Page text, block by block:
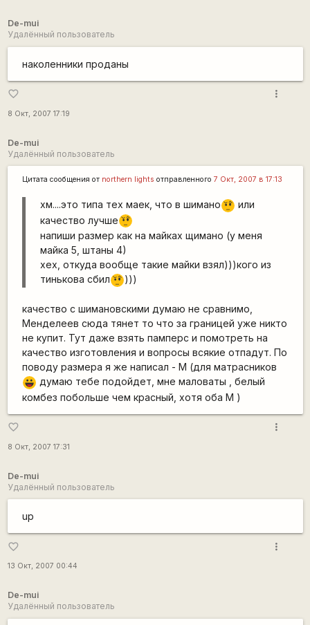
De-mui
Удалённый пользователь
наколенники проданы
favorite_border
8 Окт, 2007 17:19
more_vert
De-mui
Удалённый пользователь
Цитата сообщения от northern lights отправленного 7 Окт, 2007 в 17:13
хм....это типа тех маек, что в шимано??? или
качество лучше???
напиши размер как на майках щимано (у меня
майка 5, штаны 4)
хех, откуда вообще такие майки взял)))кого из
тинькова сбил???)))
качество с шимановскими думаю не сравнимо,
Менделеев сюда тянет то что за границей уже никто
не купит. Тут даже взять памперс и помотреть на
качество изготовления и вопросы всякие отпадут. По
поводу размера я же написал - М (для матрасников
|-)) думаю тебе подойдет, мне маловаты , белый
комбез побольше чем красный, хотя оба М )
favorite_border
8 Окт, 2007 17:31
more_vert
De-mui
Удалённый пользователь
up
favorite_border
13 Окт, 2007 00:44
more_vert
De-mui
Удалённый пользователь